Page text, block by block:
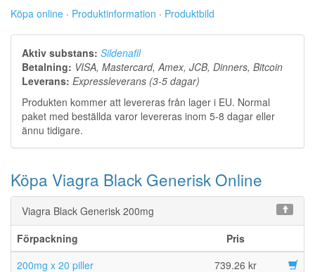
Köpa online · Produktinformation · Produktbild
Aktiv substans: Sildenafil
Betalning: VISA, Mastercard, Amex, JCB, Dinners, Bitcoin
Leverans: Expressleverans (3-5 dagar)
Produkten kommer att levereras från lager i EU. Normal
paket med beställda varor levereras inom 5-8 dagar eller
ännu tidigare.
Köpa Viagra Black Generisk Online
Viagra Black Generisk 200mg
Förpackning
Pris
200mg x 20 piller
739.26 kr